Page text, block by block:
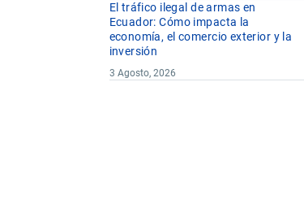
El tráfico ilegal de armas en
Ecuador: Cómo impacta la
economía, el comercio exterior y la
inversión
3 Agosto, 2026